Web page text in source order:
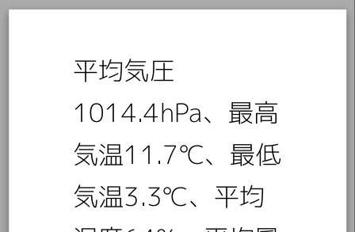
平均気圧
1014.4hPa、最高
気温11.7℃、最低
気温3.3℃、平均